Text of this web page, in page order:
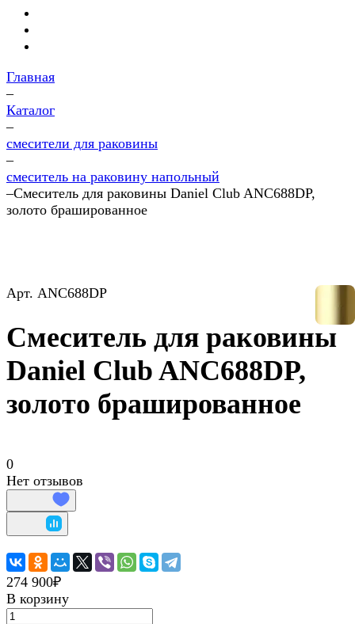
Главная
–
Каталог
–
смесители для раковины
–
смеситель на раковину напольный
–Смеситель для раковины Daniel Club ANC688DP,
золото брашированное
Арт. ANC688DP
Смеситель для раковины
Daniel Club ANC688DP,
золото брашированное
0
Нет отзывов
274 900₽
В корзину